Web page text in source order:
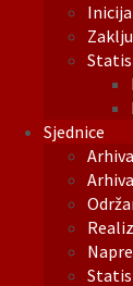
Sjednice